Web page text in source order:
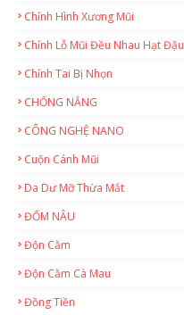
Chỉnh Hình Xương Mũi
Chỉnh Lỗ Mũi Đều Nhau Hạt Đậu
Chỉnh Tai Bị Nhọn
CHỐNG NẮNG
CÔNG NGHỆ NANO
Cuộn Cánh Mũi
Da Dư Mỡ Thừa Mắt
ĐỐM NÂU
Độn Cằm
Độn Cằm Cà Mau
Đồng Tiền